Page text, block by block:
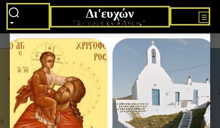
Δι'ευχών
"Εν αρχή ήν ο Λόγος"